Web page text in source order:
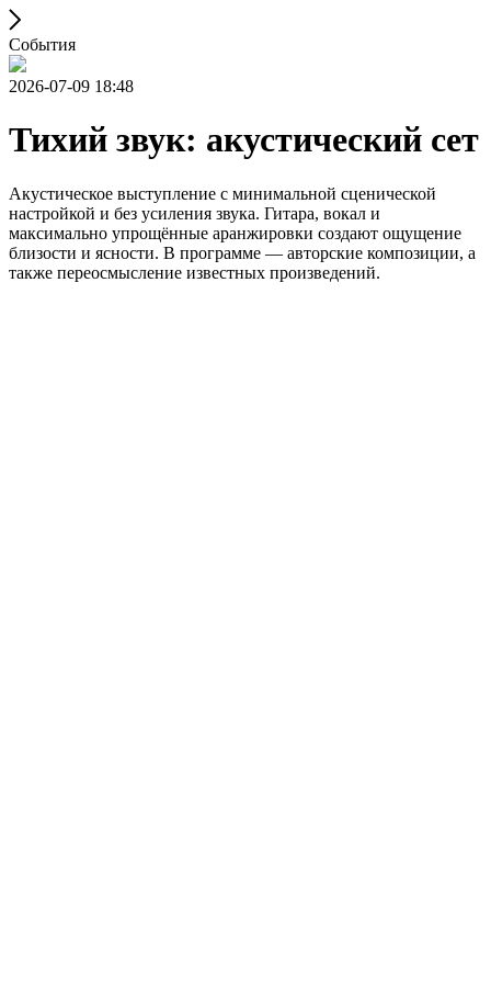
События
2026-07-09 18:48
Тихий звук: акустический сет
Акустическое выступление с минимальной сценической
настройкой и без усиления звука. Гитара, вокал и
максимально упрощённые аранжировки создают ощущение
близости и ясности. В программе — авторские композиции, а
также переосмысление известных произведений.